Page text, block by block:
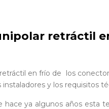
retráctil
en frío de los
y los requisitos
hace ya algunos años